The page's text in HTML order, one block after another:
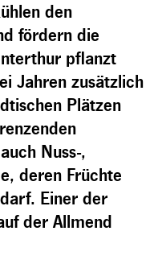
den
fördern die
pflanzt
Jahren zusätzlich
Plätzen
Nuss-,
deren Früchte
Einer der
der Allmend